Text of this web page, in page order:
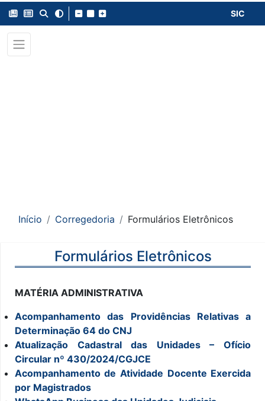
SIC
Início Corregedoria Formulários Eletrônicos
Formulários Eletrônicos
MATÉRIA ADMINISTRATIVA
Acompanhamento das Providências Relativas a
Determinação 64 do CNJ
Atualização Cadastral das Unidades – Ofício
Circular nº 430/2024/CGJCE
Acompanhamento de Atividade Docente Exercida
por Magistrados